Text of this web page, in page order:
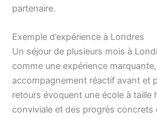
partenaire.
Exemple d’expérience à Londres
Un séjour de plusieurs mois à
comme une expérience
accompagnement réactif avant et
retours évoquent une école à taille
conviviale et des progrès